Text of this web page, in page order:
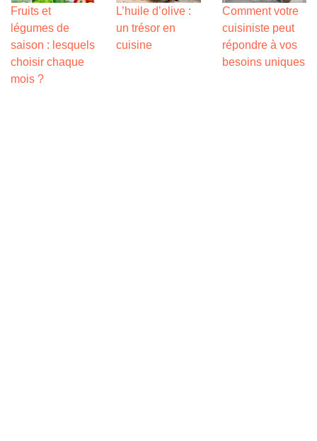
Fruits et
légumes de
saison : lesquels
choisir chaque
mois ?
L’huile d’olive :
un trésor en
cuisine
Comment votre
cuisiniste peut
répondre à vos
besoins uniques